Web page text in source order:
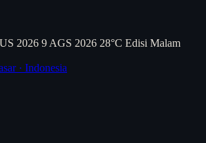
2026 9 AGS 2026 28°C Edisi Malam
· Indonesia